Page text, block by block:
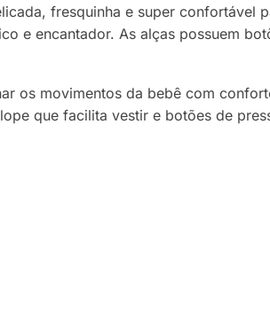
fresquinha e super confortável
e encantador. As alças possuem
os movimentos da bebê com
que facilita vestir e botões de